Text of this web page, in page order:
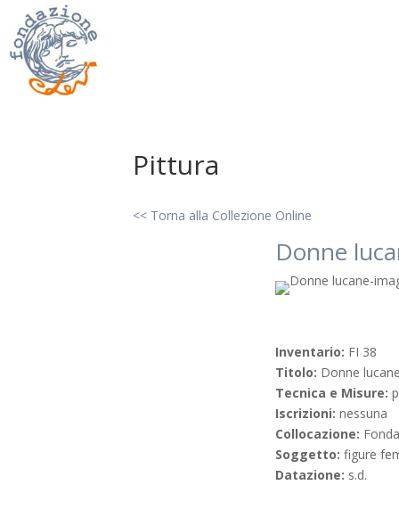
Pittura
<< Torna alla Collezione Online
Donne
Inventario: FI 38
Titolo: Donne
Tecnica e Misure:
Iscrizioni:nessuna
Collocazione:
Soggetto:figure
Datazione: s.d.